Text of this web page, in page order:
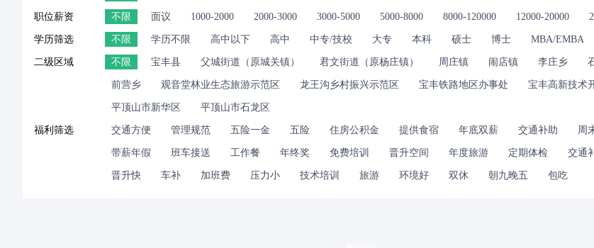
职位薪资 不限 面议 1000-2000 2000-3000 3000-5000 5000-8000 8000-120000 12000-20000
学历筛选 不限 学历不限 高中以下 高中 中专/技校 大专 本科 硕士 博士 MBA/EMBA
二级区域 不限 宝丰县 父城街道（原城关镇） 君文街道（原杨庄镇） 周庄镇 闹店镇 李庄乡
前营乡 观音堂林业生态旅游示范区 龙王沟乡村振兴示范区 宝丰铁路地区办事处 宝丰高新技术
平顶山市新华区 平顶山市石龙区
福利筛选 交通方便 管理规范 五险一金 五险 住房公积金 提供食宿 年底双薪 交通补助 周
带薪年假 班车接送 工作餐 年终奖 免费培训 晋升空间 年度旅游 定期体检 交通
晋升快 车补 加班费 压力小 技术培训 旅游 环境好 双休 朝九晚五 包吃